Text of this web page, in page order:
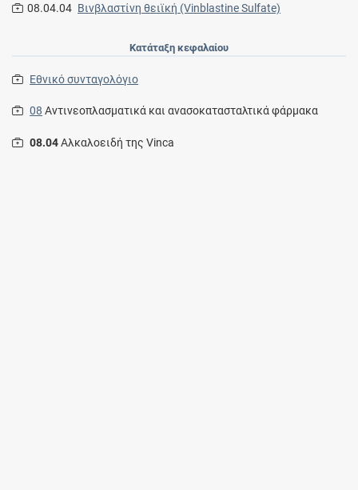
08.04.04 Βινβλαστίνη θειϊκή (Vinblastine Sulfate)
Κατάταξη κεφαλαίου
Εθνικό συνταγολόγιο
08 Αντινεοπλασματικά και ανασοκατασταλτικά φάρμακα
08.04Αλκαλοειδή της Vinca